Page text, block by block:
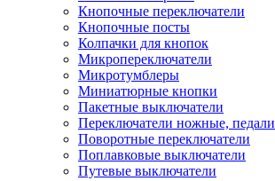
Кнопочные переключатели
Кнопочные посты
Колпачки для кнопок
Микропереключатели
Микротумблеры
Миниатюрные кнопки
Пакетные выключатели
Переключатели ножные, педали
Поворотные переключатели
Поплавковые выключатели
Путевые выключатели